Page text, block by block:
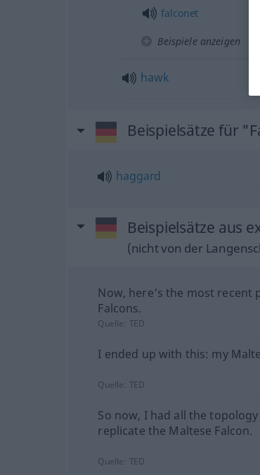
falconet
Beispiele anzeigen
hawk
Beispielsätze für
haggard
Beispielsätze aus
(nicht von der
Now, here's the most recent
Falcons.
Quelle: TED
I ended up with this: my
Quelle: TED
So now, I had all the
replicate the Maltese Falcon.
Quelle: TED